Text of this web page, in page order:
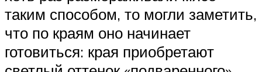
таким способом, то могли заметить,
что по краям оно начинает
готовиться: края приобретают